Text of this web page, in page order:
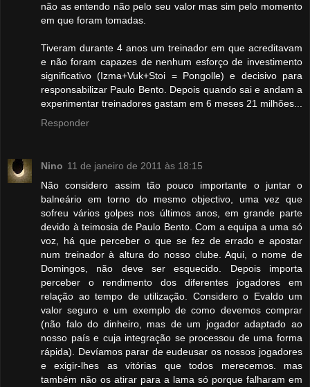
não as entendo não pelo seu valor mas sim pelo momento
em que foram tomadas.
Tiveram durante 4 anos um treinador em que acreditavam
e não foram capazes de nenhum esforço de investimento
significativo (Izma+Vuk+Stoi = Pongolle) e decisivo para
responsabilizar Paulo Bento. Depois quando sai e andam a
experimentar treinadores gastam em 6 meses 21 milhões...
Responder
Nino 11 de janeiro de 2011 às 18:15
Não considero assim tão pouco importante o juntar o
balneário em torno do mesmo objectivo, uma vez que
sofreu vários golpes nos últimos anos, em grande parte
devido à teimosia de Paulo Bento. Com a equipa a uma só
voz, há que perceber o que se fez de errado e apostar
num treinador à altura do nosso clube. Aqui, o nome de
Domingos, não deve ser esquecido. Depois importa
perceber o rendimento dos diferentes jogadores em
relação ao tempo de utilização. Considero o Evaldo um
valor seguro e um exemplo de como devemos comprar
(não falo do dinheiro, mas de um jogador adaptado ao
nosso país e cuja integração se processou de uma forma
rápida). Devíamos parar de eudeusar os nossos jogadores
e exigir-lhes as vitórias que todos merecemos. mas
também não os atirar para a lama só porque falharam em